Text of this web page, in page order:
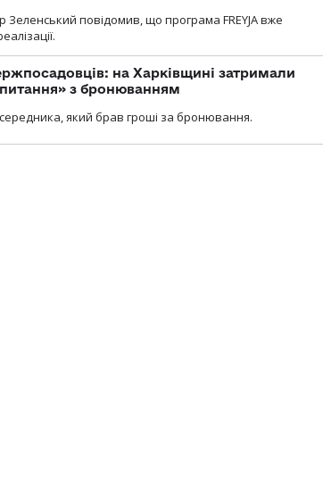
повідомив, що програма FREYJA вже
на Харківщині затримали
з бронюванням
який брав гроші за бронювання.